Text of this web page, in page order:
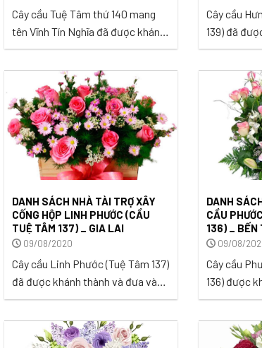
Cây cầu Tuệ Tâm thứ 140 mang
tên Vĩnh Tín Nghĩa đã được khánh
thành và đưa vào sử dụng ngày
mỏi bấy lâu của bà con ấp Hiếu
Tín, xã Hiếu Nghĩa, huyện Vũng
Liêm, tỉnh Vĩnh Long. ...
Cây cầu
139) đã
thành và
Cờ Đỏ,
30/09/
của bà
phương. ...
DANH SÁCH NHÀ TÀI TRỢ XÂY
CỐNG HỘP LINH PHƯỚC (CẦU
TUỆ TÂM 137) _ GIA LAI
09/08/2020
Cây cầu Linh Phước (Tuệ Tâm 137)
đã được khánh thành và đưa vào
sử dụng tại Làng Blút Róh, xã Al
5/11/2020. ...
DANH
CẦU
136) _ BẾN
09/08/
Cây cầu
136) được
08/08/
tỉnh Bến